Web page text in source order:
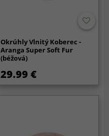
Okrúhly Vlnitý Koberec -
Aranga Super Soft Fur
(béžová)
29.99 €